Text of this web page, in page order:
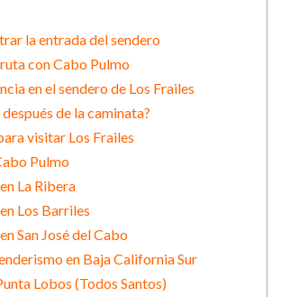
la entrada del sendero
con Cabo Pulmo
en el sendero de Los Frailes
después de la caminata?
visitar Los Frailes
Pulmo
La Ribera
Los Barriles
San José del Cabo
en Baja California Sur
Lobos (Todos Santos)